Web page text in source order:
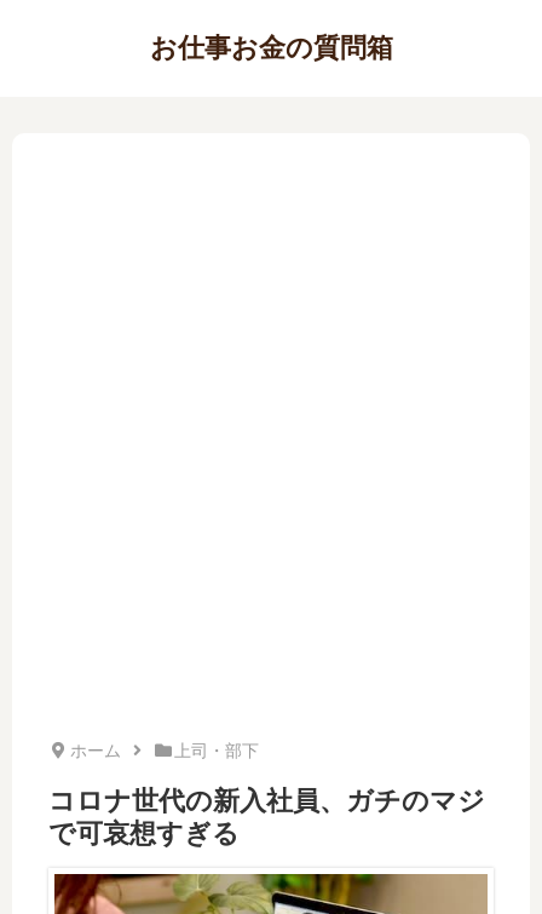
お仕事お金の質問箱
ホーム 上司・部下
コロナ世代の新入社員、ガチのマジ
で可哀想すぎる